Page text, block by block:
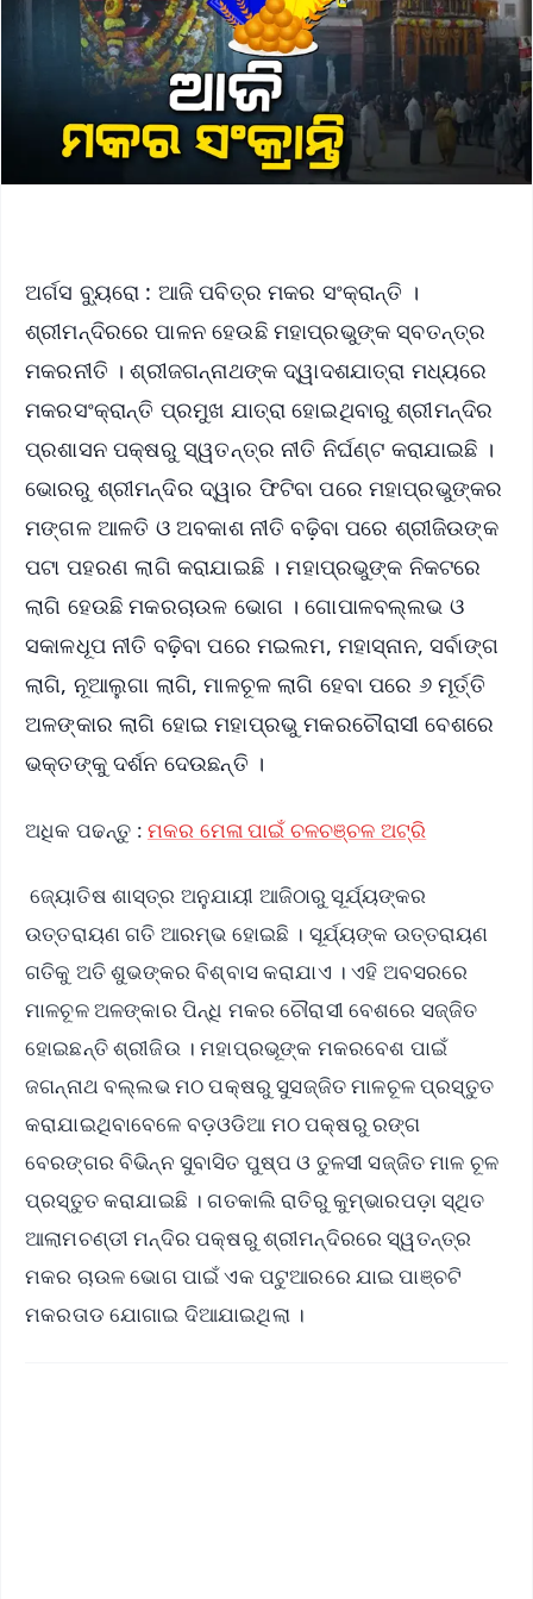
ଅର୍ଗସ ବ୍ୟୁରୋ : ଆଜି ପବିତ୍ର ମକର ସଂକ୍ରାନ୍ତି ।
ଶ୍ରୀମନ୍ଦିରରେ ପାଳନ ହେଉଛି ମହାପ୍ରଭୁଙ୍କ ସ୍ବତନ୍ତ୍ର
ମକରନୀତି । ଶ୍ରୀଜଗନ୍ନାଥଙ୍କ ଦ୍ୱାଦଶଯାତ୍ରା ମଧ୍ୟରେ
ମକରସଂକ୍ରାନ୍ତି ପ୍ରମୁଖ ଯାତ୍ରା ହୋଇଥିବାରୁ ଶ୍ରୀମନ୍ଦିର
ପ୍ରଶାସନ ପକ୍ଷରୁ ସ୍ୱତନ୍ତ୍ର ନୀତି ନିର୍ଘଣ୍ଟ କରାଯାଇଛି ।
ଭୋରରୁ ଶ୍ରୀମନ୍ଦିର ଦ୍ୱାର ଫିଟିବା ପରେ ମହାପ୍ରଭୁଙ୍କର
ମଙ୍ଗଳ ଆଳତି ଓ ଅବକାଶ ନୀତି ବଢ଼ିବା ପରେ ଶ୍ରୀଜିଉଙ୍କ
ପଟା ପହରଣ ଲାଗି କରାଯାଇଛି । ମହାପ୍ରଭୁଙ୍କ ନିକଟରେ
ଲାଗି ହେଉଛି ମକରଚାଉଳ ଭୋଗ । ଗୋପାଳବଲ୍ଲଭ ଓ
ସକାଳଧୂପ ନୀତି ବଢ଼ିବା ପରେ ମଇଲମ, ମହାସ୍ନାନ, ସର୍ବାଙ୍ଗ
ଲାଗି, ନୂଆଲୁଗା ଲାଗି, ମାଳଚୂଳ ଲାଗି ହେବା ପରେ ୬ ମୂର୍ତ୍ତି
ଅଳଙ୍କାର ଲାଗି ହୋଇ ମହାପ୍ରଭୁ ମକରଚୌରାସୀ ବେଶରେ
ଭକ୍ତଙ୍କୁ ଦର୍ଶନ ଦେଉଛନ୍ତି ।
ଅଧିକ ପଢନ୍ତୁ : ମକର ମେଳା ପାଇଁ ଚଳଚଞ୍ଚଳ ଅଟ୍ରି
ଜ୍ୟୋତିଷ ଶାସ୍ତ୍ର ଅନୁଯାୟୀ ଆଜିଠାରୁ ସୂର୍ଯ୍ୟଙ୍କର
ଉତ୍ତରାୟଣ ଗତି ଆରମ୍ଭ ହୋଇଛି । ସୂର୍ଯ୍ୟଙ୍କ ଉତ୍ତରାୟଣ
ଗତିକୁ ଅତି ଶୁଭଙ୍କର ବିଶ୍ବାସ କରାଯାଏ । ଏହି ଅବସରରେ
ମାଳଚୂଳ ଅଳଙ୍କାର ପିନ୍ଧି ମକର ଚୌରାସୀ ବେଶରେ ସଜ୍ଜିତ
ହୋଇଛନ୍ତି ଶ୍ରୀଜିଉ । ମହାପ୍ରଭୂଙ୍କ ମକରବେଶ ପାଇଁ
ଜଗନ୍ନାଥ ବଲ୍ଲଭ ମଠ ପକ୍ଷରୁ ସୁସଜ୍ଜିତ ମାଳଚୂଳ ପ୍ରସ୍ତୁତ
କରାଯାଇଥିବାବେଳେ ବଡ଼ଓଡିଆ ମଠ ପକ୍ଷରୁ ରଙ୍ଗ
ବେରଙ୍ଗର ବିଭିନ୍ନ ସୁବାସିତ ପୁଷ୍ପ ଓ ତୁଳସୀ ସଜ୍ଜିତ ମାଳ ଚୂଳ
ପ୍ରସ୍ତୁତ କରାଯାଇଛି । ଗତକାଲି ରାତିରୁ କୁମ୍ଭାରପଡ଼ା ସ୍ଥିତ
ଆଲାମଚଣ୍ଡୀ ମନ୍ଦିର ପକ୍ଷରୁ ଶ୍ରୀମନ୍ଦିରରେ ସ୍ୱତନ୍ତ୍ର
ମକର ଚାଉଳ ଭୋଗ ପାଇଁ ଏକ ପଟୁଆରରେ ଯାଇ ପାଞ୍ଚଟି
ମକରତାଡ ଯୋଗାଇ ଦିଆଯାଇଥିଲା ।